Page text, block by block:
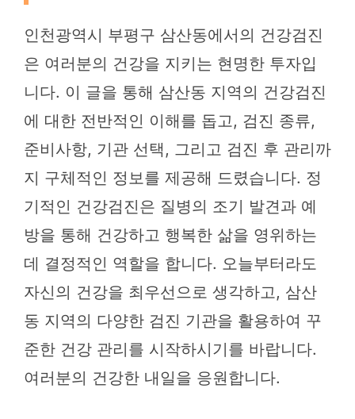
인천광역시 부평구 삼산동에서의 건강검진
은 여러분의 건강을 지키는 현명한 투자입
니다. 이 글을 통해 삼산동 지역의 건강검진
에 대한 전반적인 이해를 돕고, 검진 종류,
준비사항, 기관 선택, 그리고 검진 후 관리까
지 구체적인 정보를 제공해 드렸습니다. 정
기적인 건강검진은 질병의 조기 발견과 예
방을 통해 건강하고 행복한 삶을 영위하는
데 결정적인 역할을 합니다. 오늘부터라도
자신의 건강을 최우선으로 생각하고, 삼산
동 지역의 다양한 검진 기관을 활용하여 꾸
준한 건강 관리를 시작하시기를 바랍니다.
여러분의 건강한 내일을 응원합니다.